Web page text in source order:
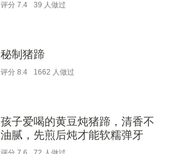
评分 7.4 39 人做过
秘制猪蹄
评分 8.4 1662 人做过
孩子爱喝的黄豆炖猪蹄，清香不
油腻，先煎后炖才能软糯弹牙